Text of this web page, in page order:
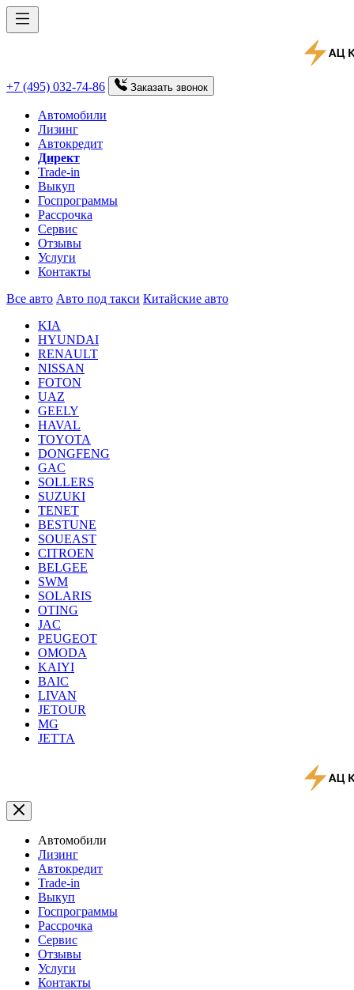
+7 (495) 032-74-86 Заказать звонок
Автомобили
Лизинг
Автокредит
Директ
Trade-in
Выкуп
Госпрограммы
Рассрочка
Сервис
Отзывы
Услуги
Контакты
Все авто Авто под такси Китайские авто
KIA
HYUNDAI
RENAULT
NISSAN
FOTON
UAZ
GEELY
HAVAL
TOYOTA
DONGFENG
GAC
SOLLERS
SUZUKI
TENET
BESTUNE
SOUEAST
CITROEN
BELGEE
SWM
SOLARIS
OTING
JAC
PEUGEOT
OMODA
KAIYI
BAIC
LIVAN
JETOUR
MG
JETTA
Автомобили
Лизинг
Автокредит
Trade-in
Выкуп
Госпрограммы
Рассрочка
Сервис
Отзывы
Услуги
Контакты